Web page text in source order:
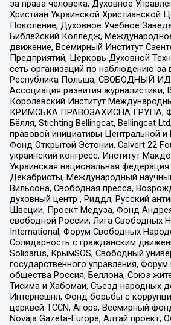
за права человека, Духовное
Христиан Украинской Христианской
Поколение, Духовное Учебное
Библейский Колледж,
движение, Всемирный Институт
Предприятий, Церковь Духовной
сеть организаций по наблюдению за
Республика Польша, СВОБОДНЫЙ
Ассоциация развития журналистики,
Королевский Институт
КРИМСЬКА ПРАВОЗАХИСНА ГРУПА,
Бёлля, Stichting Bellingcat, Bellingcat
правовой инициативы Центральной
Фонд Открытой Эстонии, Calvert 22
украинский конгресс, Институт
Украинская национальная
Декабристы, Международный
Вильсона, Свободная пресса,
духовный центр , Риддл, Русский
Швеции, Проект Медуза, Фонд
свободной России, Лига Свободных
International, Форум Свободных
Солидарность с гражданским
Solidarus, КрымSOS, Свободный
государственного управления,
общества Россия, Беллона, Союз
Тисима и Хабомаи, Съезд народных
Интернешнл, Фонд борьбы с
церквей TCCN, Агора, Всемирный
Novaja Gazeta-Europe, Алтай проект,